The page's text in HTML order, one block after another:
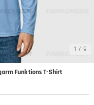
1 / 9
Funktions T-Shirt